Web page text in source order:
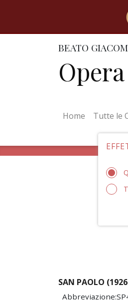
BEATO
Home (current)
Tutte le
SAN PAOLO